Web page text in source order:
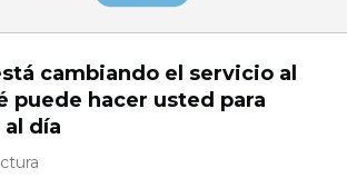
cambiando el servicio al
puede hacer usted para
día